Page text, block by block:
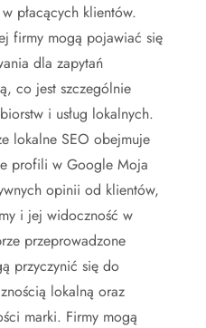
płacących klientów.
firmy mogą pojawiać się
dla zapytań
co jest szczególnie
i usług lokalnych.
lokalne SEO obejmuje
profili w Google Moja
opinii od klientów,
i jej widoczność w
przeprowadzone
przyczynić się do
lokalną oraz
marki. Firmy mogą